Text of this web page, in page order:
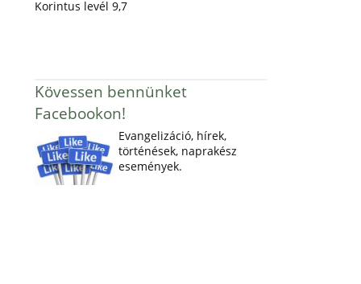
Korintus levél 9,7
Kövessen bennünket
Facebookon!
Evangelizáció, hírek,
történések, naprakész
események.